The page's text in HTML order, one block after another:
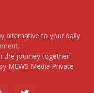
alternative to your daily
the journey together!
MEWS Media Private